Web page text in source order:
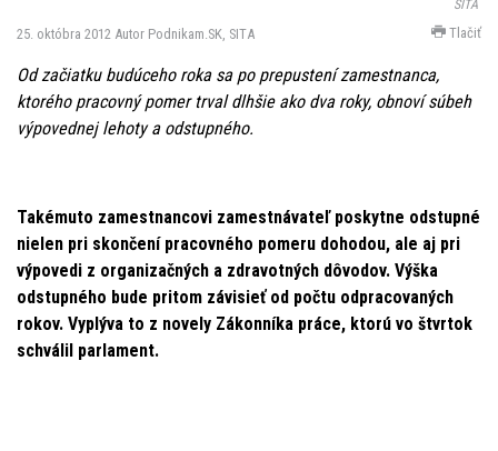
SITA
25. októbra 2012 Autor Podnikam.SK, SITA Tlačiť
Od začiatku budúceho roka sa po prepustení zamestnanca,
ktorého pracovný pomer trval dlhšie ako dva roky, obnoví súbeh
výpovednej lehoty a odstupného.
Takémuto zamestnancovi zamestnávateľ poskytne odstupné
nielen pri skončení pracovného pomeru dohodou, ale aj pri
výpovedi z organizačných a zdravotných dôvodov. Výška
odstupného bude pritom závisieť od počtu odpracovaných
rokov. Vyplýva to z novely Zákonníka práce, ktorú vo štvrtok
schválil parlament.